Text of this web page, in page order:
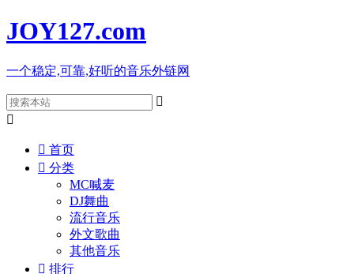
JOY127.com
一个稳定,可靠,好听的音乐外链网


 首页
 分类
MC喊麦
DJ舞曲
流行音乐
外文歌曲
其他音乐
 排行